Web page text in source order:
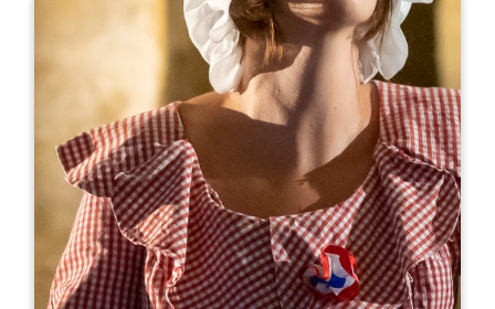
来自
17€
Château de Montaigne
24230 SAINT-MICHEL DE MONTAIGNE
05 53 58 63 93
info@chateau-montaigne.com